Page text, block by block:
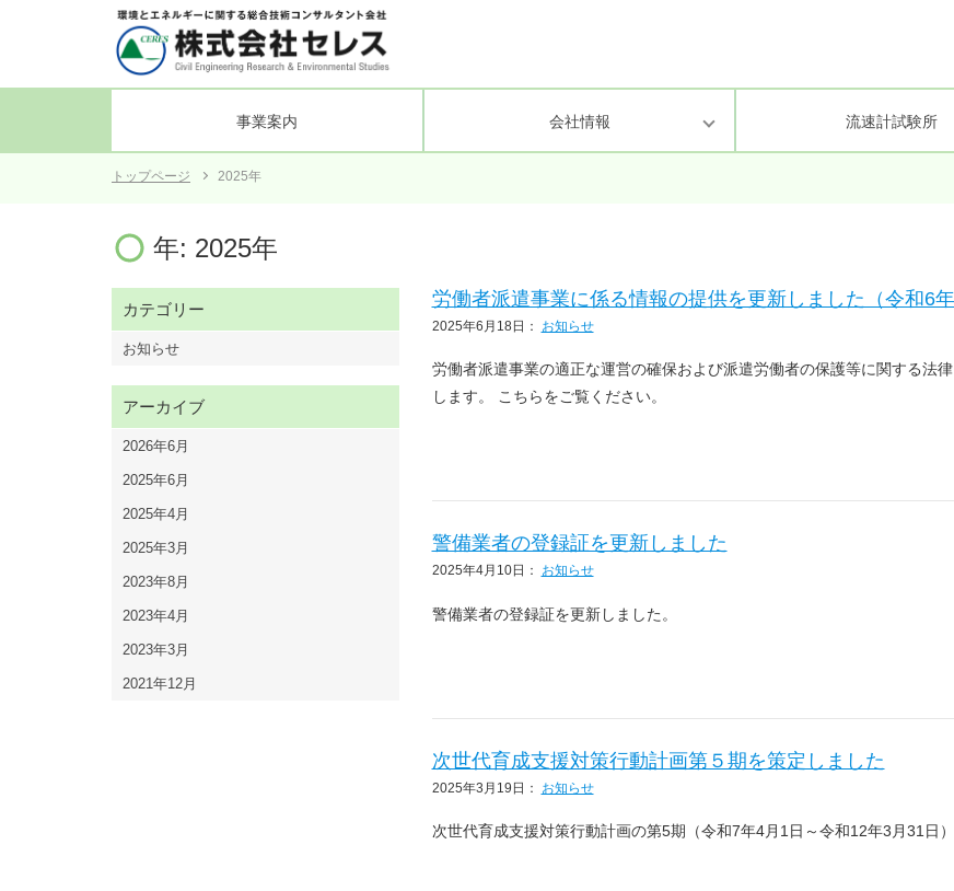
事業案内
電力土木
会社情報
会社概要
流速計試験所
トップページ 2025年
年: 2025年
労働者派遣事業に係る情報の提供を更新しました（令和6年
2025年6月18日 ： お知らせ
労働者派遣事業の適正な運営の確保および派遣労働者の保護等に関する法
します。 こちらをご覧ください。
警備業者の登録証を更新しました
2025年4月10日 ： お知らせ
警備業者の登録証を更新しました。
次世代育成支援対策行動計画第５期を策定しました
2025年3月19日 ： お知らせ
次世代育成支援対策行動計画の第5期（令和7年4月1日～令和12年3月31日
カテゴリー
お知らせ
アーカイブ
2026年6月
2025年6月
2025年4月
2025年3月
2023年8月
2023年4月
2023年3月
2021年12月